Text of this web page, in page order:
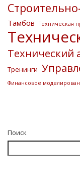
Тамбов Техническая
Технический
Тренинги
Финансовое
Поиск